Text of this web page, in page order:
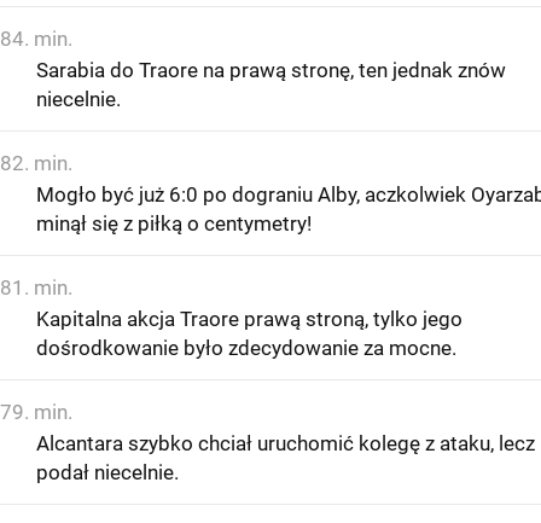
84. min.
Sarabia do Traore na prawą stronę, ten jednak znów
niecelnie.
82. min.
Mogło być już 6:0 po dograniu Alby, aczkolwiek
minął się z piłką o centymetry!
81. min.
Kapitalna akcja Traore prawą stroną, tylko jego
dośrodkowanie było zdecydowanie za mocne.
79. min.
Alcantara szybko chciał uruchomić kolegę z ataku, lecz
podał niecelnie.